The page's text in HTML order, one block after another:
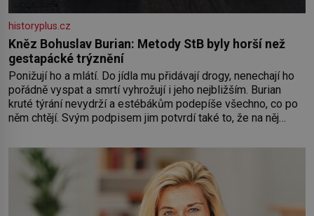
historyplus.cz
Kněz Bohuslav Burian: Metody StB byly horší než
gestapácké trýznění
Ponižují ho a mlátí. Do jídla mu přidávají drogy, nenechají ho
pořádně vyspat a smrtí vyhrožují i jeho nejbližším. Burian
kruté týrání nevydrží a estébákům podepíše všechno, co po
něm chtějí. Svým podpisem jim potvrdí také to, že na něj
Syn brněnského řezníka chce být knězem a